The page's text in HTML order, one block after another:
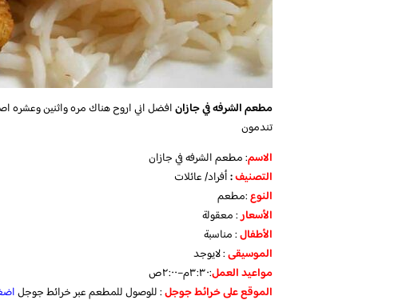
مطعم الشرفه في جازانافضل اني اروح هناك مره واثنين وعشره
تندمون
الاسم: مطعم الشرفه في جازان
التصنيف:أفراد/ عائلات
النوع:مطعم
الأسعار: معقولة
الأطفال: مناسبة
الموسيقى: لايوجد
مواعيدالعمل:٣:٣٠م–٢:٠٠ص
الموقععلىخرائطجوجل: للوصول للمطعم عبر خرائط جوجل